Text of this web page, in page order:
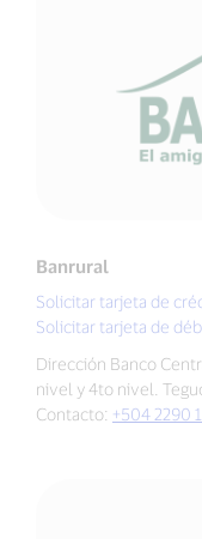
Banrural
Solicitar tarjeta de
Solicitar tarjeta de
Dirección Banco
nivel y 4to nivel.
Contacto: +504 2290